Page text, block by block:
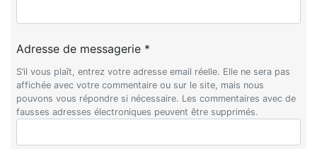
Adresse de messagerie *
S’il vous plaît, entrez votre adresse email réelle. Elle ne sera pas
affichée avec votre commentaire ou sur le site, mais nous
pouvons vous répondre si nécessaire. Les commentaires avec de
fausses adresses électroniques peuvent être supprimés.